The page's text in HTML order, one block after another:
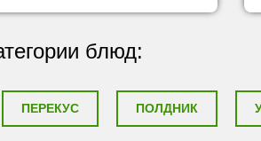
блюд:
ПЕРЕКУС ПОЛДНИК